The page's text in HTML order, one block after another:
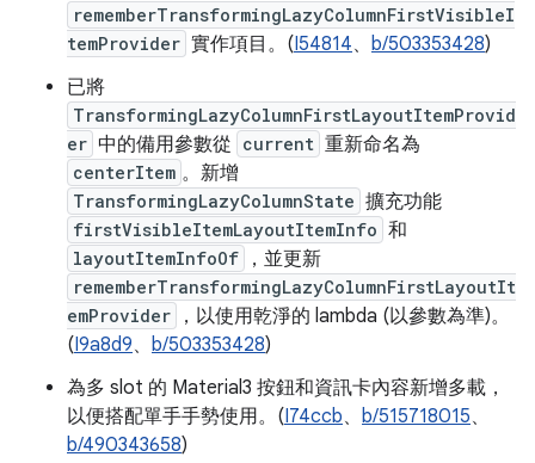
rememberTransformingLazyColumnFirstVisibleI
temProvider 實作項目。(I54814、 b/503353428)
已將
TransformingLazyColumnFirstLayoutItemProvid
er 中的備用參數從 current 重新命名為
centerItem 。新增
TransformingLazyColumnState 擴充功能
firstVisibleItemLayoutItemInfo 和
layoutItemInfoOf ，並更新
rememberTransformingLazyColumnFirstLayoutIt
emProvider
，以使用乾淨的 lambda (以參數為準)。
(I9a8d9、 b/503353428)
為多 slot 的 Material3 按鈕和資訊卡內容新增多載，
以便搭配單手手勢使用。(I74ccb、 b/515718015、
b/490343658)